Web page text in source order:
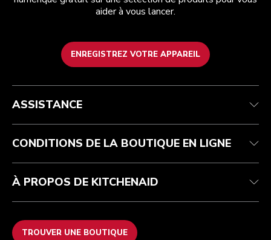
aider à vous lancer.
ENREGISTREZ VOTRE APPAREIL
Service après-vente
Garantie et documents
Contactez-nous
Conditions générales de vente
Retours et remboursements
Imprint
ODR
La marque
Trouver une boutique
ASSISTANCE
CONDITIONS DE LA BOUTIQUE EN LIGNE
À PROPOS DE KITCHENAID
TROUVER UNE BOUTIQUE